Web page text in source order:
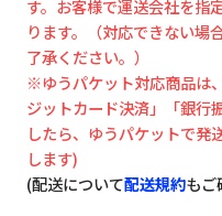
す。お客様で運送会社を指
ります。（対応できない場
了承ください。）
※ゆうパケット対応商品は
ジットカード決済」「銀行
したら、ゆうパケットで発
します)
(配送について配送規約もご